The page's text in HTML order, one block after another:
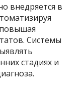
внедряется в
Системы
стадиях и